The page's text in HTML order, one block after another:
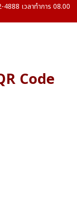
เวลาทำการ 08.00
Code